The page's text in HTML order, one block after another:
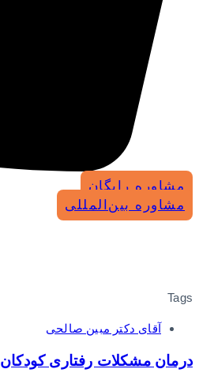
مشاوره رایگان
مشاوره بین‌المللی
Tags
آقای دکتر مبین صالحی
درمان مشکلات رفتاری کودکان